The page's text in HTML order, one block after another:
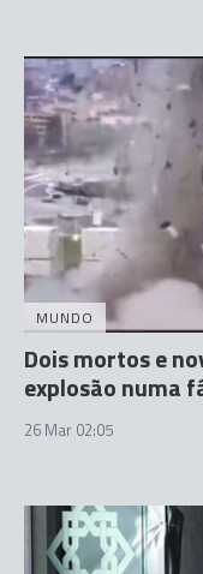
MUNDO
Dois mortos e
explosão numa
26 Mar 02:05